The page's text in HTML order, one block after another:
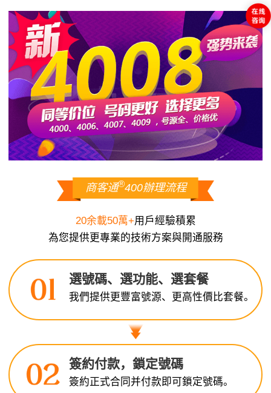
商客通®400辦理流程
20余載50萬+用戶經驗積累
為您提供更專業的技術方案與開通服務
選號碼、選功能、選套餐
我們提供更豐富號源、更高性價比套餐。
簽約付款，鎖定號碼
簽約正式合同并付款即可鎖定號碼。